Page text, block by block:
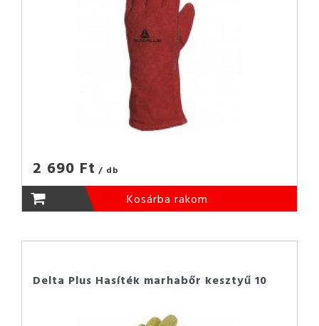
2 690 Ft / db
Kosárba rakom
Delta Plus Hasíték marhabőr kesztyű 10